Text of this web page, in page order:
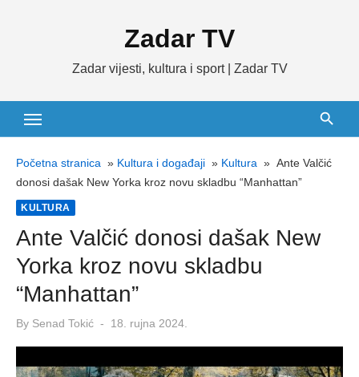
Zadar TV
Zadar vijesti, kultura i sport | Zadar TV
Početna stranica » Kultura i događaji » Kultura » Ante Valčić
donosi dašak New Yorka kroz novu skladbu “Manhattan”
KULTURA
Ante Valčić donosi dašak New
Yorka kroz novu skladbu
“Manhattan”
By Senad Tokić
Posted
18. rujna 2024.